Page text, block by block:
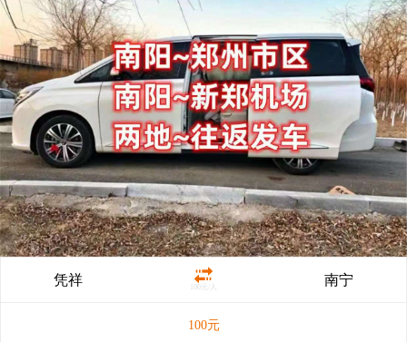
凭祥 100元/人 南宁
100元